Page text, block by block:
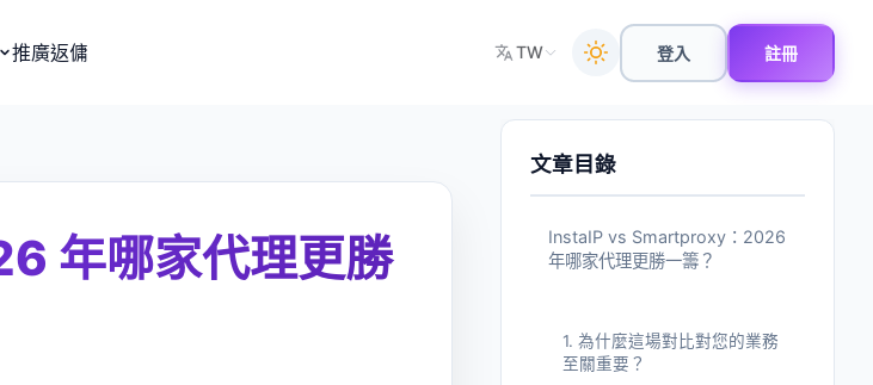
推廣返傭 TW 登入 註冊
年哪家代理更勝
文章目錄
InstaIP vs Smartproxy：2026
年哪家代理更勝一籌？
1. 為什麼這場對比對您的業務
至關重要？